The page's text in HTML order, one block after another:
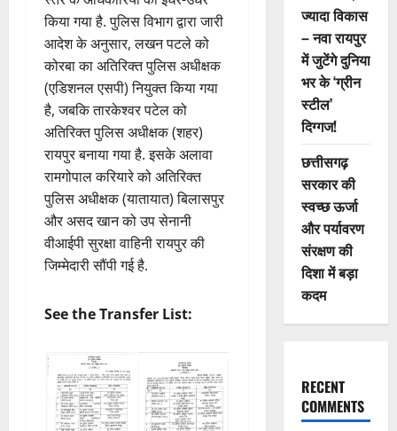
किया गया है. पुलिस विभाग द्वारा जारी
आदेश के अनुसार, लखन पटले को
कोरबा का अतिरिक्त पुलिस अधीक्षक
(एडिशनल एसपी) नियुक्त किया गया
है, जबकि तारकेश्वर पटेल को
अतिरिक्त पुलिस अधीक्षक (शहर)
रायपुर बनाया गया है. इसके अलावा
रामगोपाल करियारे को अतिरिक्त
पुलिस अधीक्षक (यातायात) बिलासपुर
और असद खान को उप सेनानी
वीआईपी सुरक्षा वाहिनी रायपुर की
जिम्मेदारी सौंपी गई है.
See the Transfer List:
ज्यादा विकास
– नवा रायपुर
में जुटेंगे दुनिया
भर के ‘ग्रीन
स्टील’
दिग्गज!
छत्तीसगढ़
सरकार की
स्वच्छ ऊर्जा
और पर्यावरण
संरक्षण की
दिशा में बड़ा
कदम
RECENT
COMMENTS